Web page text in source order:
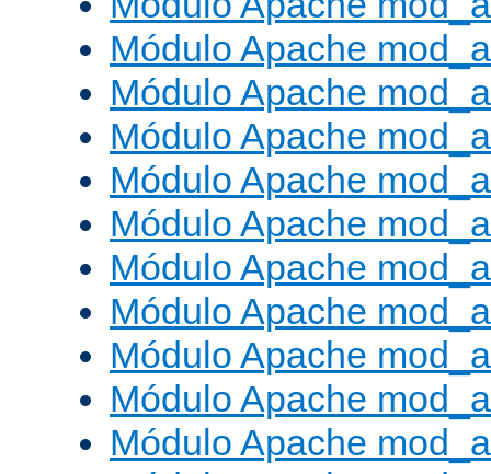
Módulo Apache
Módulo Apache
Módulo Apache
Módulo Apache
Módulo Apache
Módulo Apache
Módulo Apache
Módulo Apache
Módulo Apache
Módulo Apache